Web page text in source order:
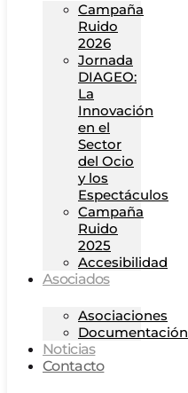
Campaña
Ruido
2026
Jornada
DIAGEO:
La
Innovación
en el
Sector
del Ocio
y los
Espectáculos
Campaña
Ruido
2025
Accesibilidad
Asociados
Asociaciones
Documentación
Noticias
Contacto